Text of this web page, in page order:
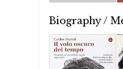
Biography /